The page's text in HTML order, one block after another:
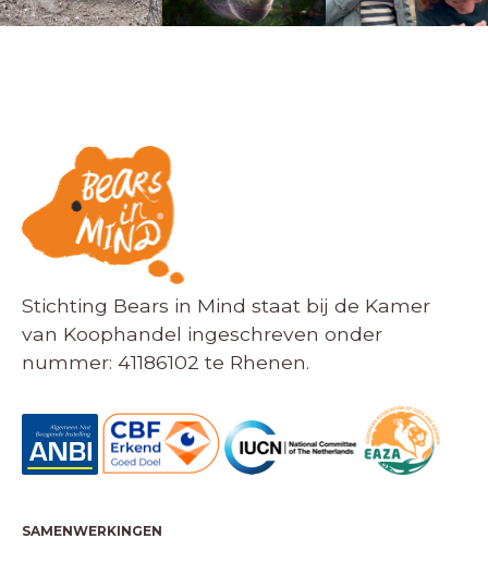
Stichting Bears in Mind staat bij de Kamer
van Koophandel ingeschreven onder
nummer: 41186102 te Rhenen.
SAMENWERKINGEN